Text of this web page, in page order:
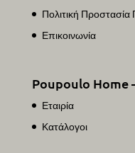
Πολιτική
Επικοινωνία
Poupoulo Home
Εταιρία
Κατάλογοι